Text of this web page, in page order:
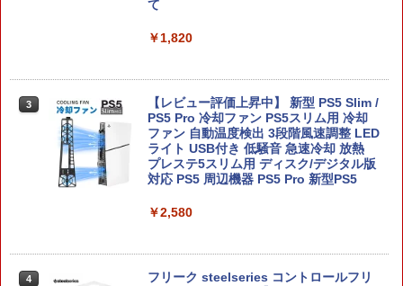
POT-P-ABNMA
￥7,730
ELDEN RING Tarnished Edition 【Swit
ch2】 POT-P-AAF6C
￥7,757
ch 2 Edition [NXS-P-AXN7B NSW2 ゼ
て
￥1,820
3
【レビュー評価上昇中】 新型 PS5 Slim /
PS5 Pro 冷却ファン PS5スリム用 冷却
ファン 自動温度検出 3段階風速調整 LED
ライト USB付き 低騒音 急速冷却 放熱
プレステ5スリム用 ディスク/デジタル版
対応 PS5 周辺機器 PS5 Pro 新型PS5
￥2,580
4
フリーク steelseries コントロールフリ